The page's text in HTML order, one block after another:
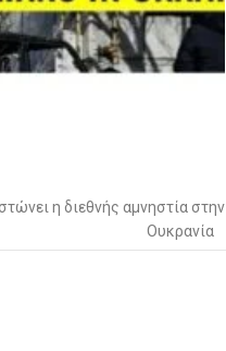
η διεθνής αμνηστία στην
Ουκρανία